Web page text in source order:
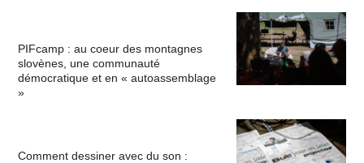
PIFcamp : au coeur des montagnes
slovènes, une communauté
démocratique et en « autoassemblage
»
Comment dessiner avec du son :